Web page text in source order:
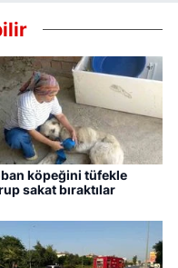
köpeğini tüfekle
sakat bıraktılar